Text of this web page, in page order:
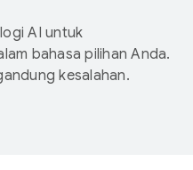
AI untuk
bahasa pilihan Anda.
kesalahan.